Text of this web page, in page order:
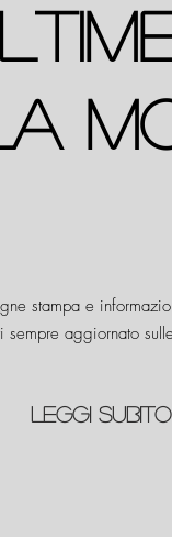
stampa e
sempre aggiornato
LEGGI SUBITO